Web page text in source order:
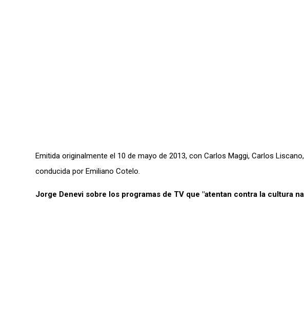
Emitida originalmente el 10 de mayo de 2013, con Carlos Maggi, Carlos
conducida por Emiliano Cotelo.
Jorge Denevi sobre los programas de TV que "atentan contra la cultura